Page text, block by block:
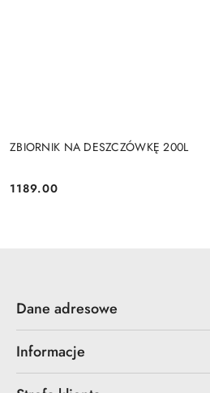
ZBIORNIK NA DESZCZÓWKĘ 200L
Cena:
1189.00
Dane adresowe
Informacje